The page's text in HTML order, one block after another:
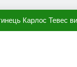
Карлос Тевес